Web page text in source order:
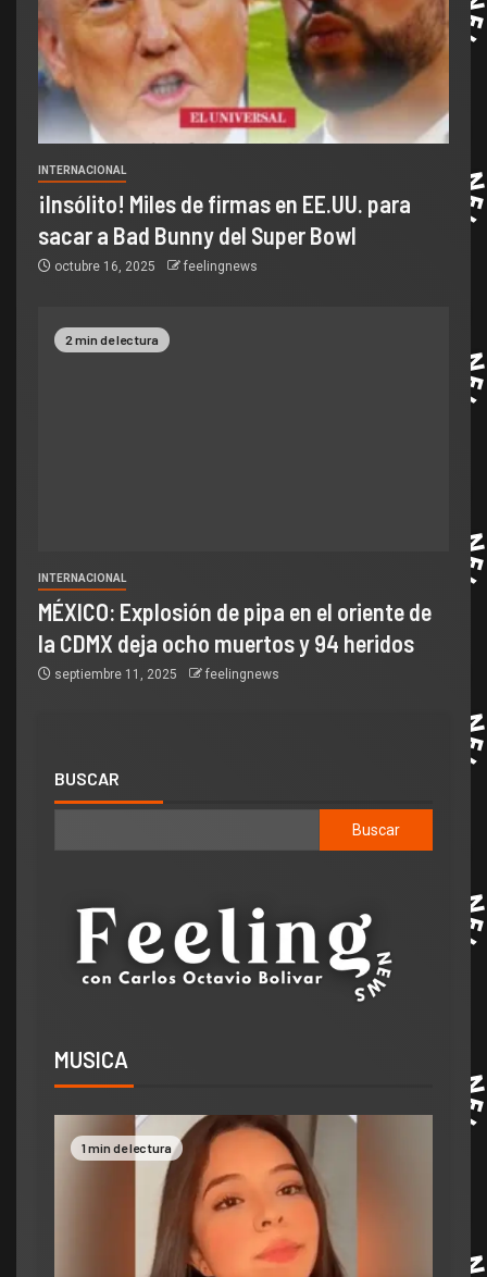
INTERNACIONAL
¡Insólito! Miles de firmas en EE.UU. para
sacar a Bad Bunny del Super Bowl
octubre 16, 2025 feelingnews
2 min de lectura
INTERNACIONAL
MÉXICO: Explosión de pipa en el oriente de
la CDMX deja ocho muertos y 94 heridos
septiembre 11, 2025 feelingnews
BUSCAR
Buscar
MUSICA
1 min de lectura